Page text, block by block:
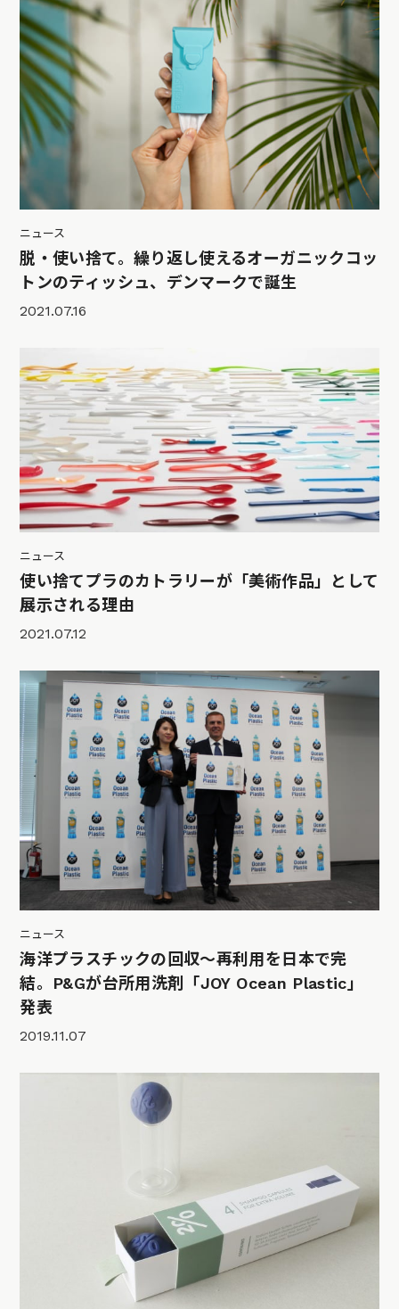
ニュース
脱・使い捨て。繰り返し使えるオーガニックコッ
トンのティッシュ、デンマークで誕生
2021.07.16
ニュース
使い捨てプラのカトラリーが「美術作品」として
展示される理由
2021.07.12
ニュース
海洋プラスチックの回収～再利用を日本で完
結。P&Gが台所用洗剤「JOY Ocean Plastic」
発表
2019.11.07